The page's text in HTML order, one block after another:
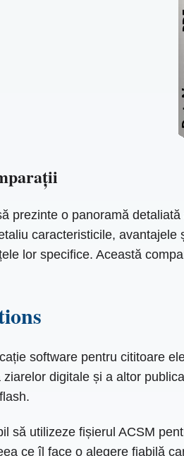
prezinte o panoramă
caracteristicile,
lor specifice. Această
software pentru cititoare
digitale și a altor
să utilizeze fișierul ACSM
ce îl face o alegere fiabilă